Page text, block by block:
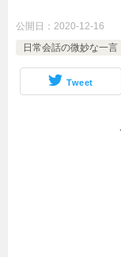
公開日： 2020-12-16
日常会話の微妙な一言
Tweet